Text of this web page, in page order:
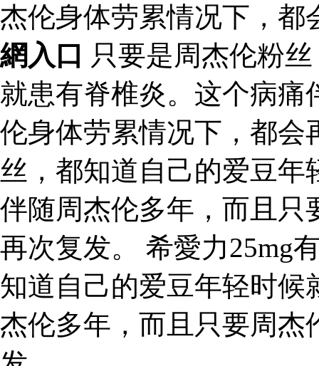
杰伦身体劳累情况下，
網入口 只要是周杰伦粉
就患有脊椎炎。这个病痛
伦身体劳累情况下，都会
丝，都知道自己的爱豆
伴随周杰伦多年，而且只
再次复发。 希愛力25mg
知道自己的爱豆年轻时候
杰伦多年，而且只要周杰